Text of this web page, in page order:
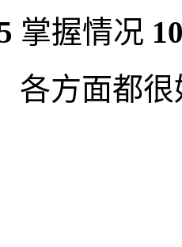
掌握情况
各方面都很